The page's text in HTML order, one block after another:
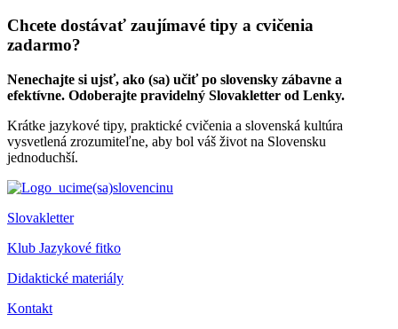
Chcete dostávať zaujímavé tipy a cvičenia
zadarmo?
Nenechajte si ujsť, ako (sa) učiť po slovensky zábavne a
efektívne. Odoberajte pravidelný Slovakletter od Lenky.
Krátke jazykové tipy, praktické cvičenia a slovenská kultúra
vysvetlená zrozumiteľne, aby bol váš život na Slovensku
jednoduchší.
Slovakletter
Klub Jazykové fitko
Didaktické materiály
Kontakt